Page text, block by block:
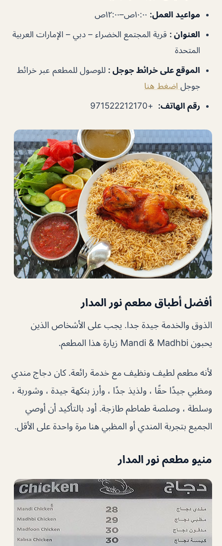
مواعيد العمل:
العنوان : قرية المجتمع الخضراء – دبي – الإمارات العربية
المتحدة
الموقع على خرائط جوجل : للوصول للمطعم عبر خرائط
جوجل اضغط هنا
رقم الهاتف:
+971522212170
أفضل أطباق مطعم نور المدار
الذوق والخدمة جيدة جدا. يجب على الأشخاص الذين
يحبون Mandi & Madhbi زيارة هذا المطعم.
لأنه مطعم لطيف ونظيف مع خدمة رائعة. كان دجاج مندي
ومظبي جيدًا حقًا ، ولذيذ جدًا ، وأرز بنكهة جيدة ، وشوربة ،
وسلطة ، وصلصة طماطم طازجة. أود بالتأكيد أن أوصي
الجميع بتجربة المندي أو المظبي هنا مرة واحدة على الأقل.
منيو مطعم نور المدار